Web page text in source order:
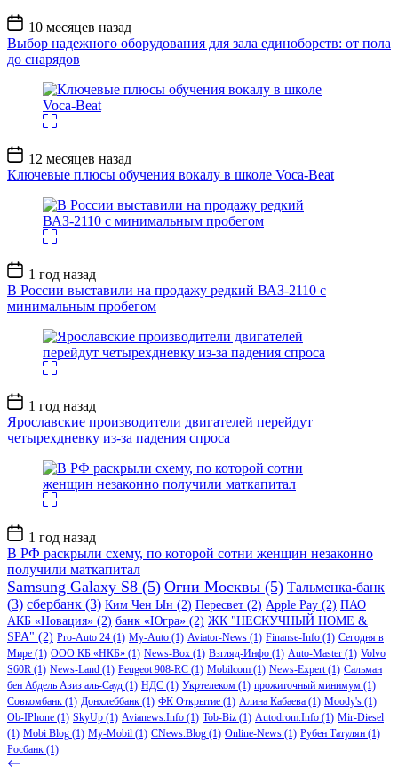
Дата
записи
10 месяцев назад
Выбор надежного оборудования для зала единоборств: от пола
до снарядов
Дата
записи
12 месяцев назад
Ключевые плюсы обучения вокалу в школе Voca-Beat
Дата
записи
1 год назад
В России выставили на продажу редкий ВАЗ-2110 с
минимальным пробегом
Дата
записи
1 год назад
Ярославские производители двигателей перейдут
четырехдневку из-за падения спроса
Дата
записи
1 год назад
В РФ раскрыли схему, по которой сотни женщин незаконно
получили маткапитал
Samsung Galaxy S8 (5) Огни Москвы (5) Тальменка-банк
(3) сбербанк (3) Ким Чен Ын (2) Пересвет (2) Apple Pay (2) ПАО
АКБ «Новация» (2) банк «Югра» (2) ЖК "НЕСКУЧНЫЙ HOME &
SPA" (2) Pro-Auto 24 (1) My-Auto (1) Aviator-News (1) Finanse-Info (1) Сегодня в
Мире (1) ООО КБ «НКБ» (1) News-Box (1) Взгляд-Инфо (1) Auto-Master (1) Volvo
S60R (1) News-Land (1) Peugeot 908-RC (1) Mobilcom (1) News-Expert(1) Сальман
бен Абдель Азиз аль-Сауд (1) НДС (1) Укртелеком (1) прожиточный минимум (1)
Совкомбанк (1) Донхлеббанк (1) ФК Открытие (1) Алина Кабаева (1) Moody's (1)
Ob-IPhone (1) SkyUp (1) Avianews.Info (1) Tob-Biz (1) Autodrom.Info (1) Mir-Diesel
(1) Mobi Blog (1) My-Mobil (1) CNews.Blog (1) Online-News (1) Рубен Татулян (1)
Росбанк (1)